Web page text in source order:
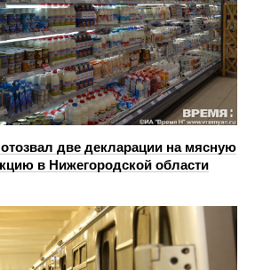
две декларации на мясную
в Нижегородской области